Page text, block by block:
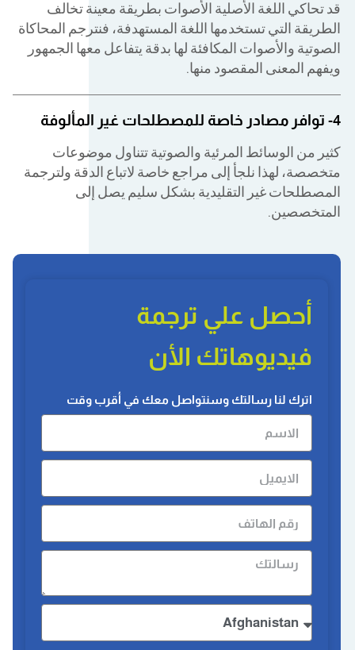
قد تحاكي اللغة الأصلية الأصوات بطريقة معينة تخالف
الطريقة التي تستخدمها اللغة المستهدفة، فنترجم المحاكاة
الصوتية والأصوات المكافئة لها بدقة يتفاعل معها الجمهور
ويفهم المعنى المقصود منها.
4- توافر مصادر خاصة للمصطلحات غير المألوفة
كثير من الوسائط المرئية والصوتية تتناول موضوعات
متخصصة، لهذا نلجأ إلى مراجع خاصة لاتباع الدقة ولترجمة
المصطلحات غير التقليدية بشكل سليم يصل إلى
المتخصصين.
أحصل علي ترجمة
فيديوهاتك الأن
اترك لنا رسالتك وسنتواصل معك في أقرب وقت